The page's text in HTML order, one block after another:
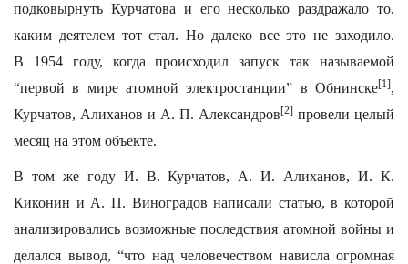
подковырнуть Курчатова и его несколько раздражало то,
каким деятелем тот стал. Но далеко все это не заходило.
В 1954 году, когда происходил запуск так называемой
“первой в мире атомной электростанции” в Обнинске[1],
Курчатов, Алиханов и А. П. Александров[2] провели целый
месяц на этом объекте.
В том же году И. В. Курчатов, А. И. Алиханов, И. К.
Киконин и А. П. Виноградов написали статью, в которой
анализировались возможные последствия атомной войны и
делался вывод, “что над человечеством нависла огромная